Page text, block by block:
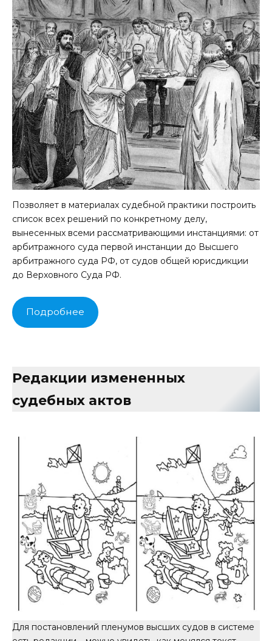
Позволяет в материалах судебной практики построить
список всех решений по конкретному делу,
вынесенных всеми рассматривающими инстанциями: от
арбитражного суда первой инстанции до Высшего
арбитражного суда РФ, от судов общей юрисдикции
до Верховного Суда РФ.
Подробнее
Редакции измененных
судебных актов
Для постановлений пленумов высших судов в системе